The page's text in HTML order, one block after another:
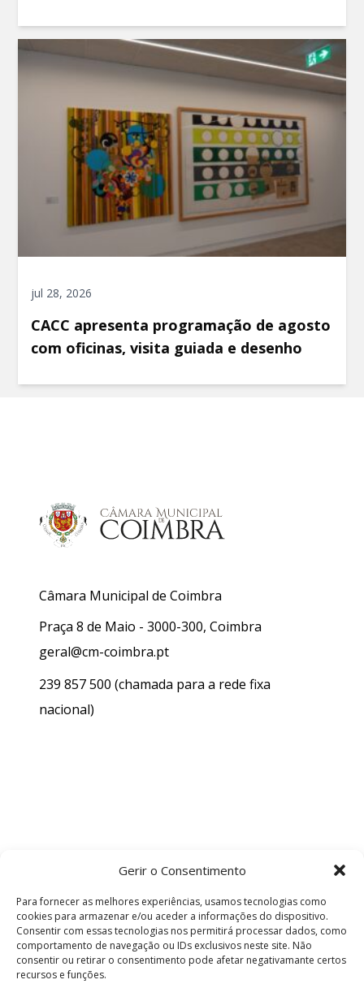
Gerir o Consentimento
Para fornecer as melhores experiências, usamos tecnologias como
cookies para armazenar e/ou aceder a informações do dispositivo.
Consentir com essas tecnologias nos permitirá processar dados, como
comportamento de navegação ou IDs exclusivos neste site. Não
consentir ou retirar o consentimento pode afetar negativamante certos
recursos e funções.
jul 28, 2026
CACC apresenta programação de agosto
com oficinas, visita guiada e desenho
Câmara Municipal de Coimbra
Praça 8 de Maio - 3000-300, Coimbra
geral@cm-coimbra.pt
239 857 500 (chamada para a rede fixa
nacional)